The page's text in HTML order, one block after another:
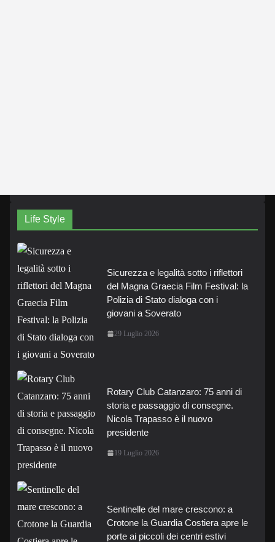
Life Style
Sicurezza e legalità sotto i riflettori
del Magna Graecia Film Festival: la
Polizia di Stato dialoga con i
giovani a Soverato
29 Luglio 2026
Rotary Club Catanzaro: 75 anni di
storia e passaggio di consegne.
Nicola Trapasso è il nuovo
presidente
19 Luglio 2026
Sentinelle del mare crescono: a
Crotone la Guardia Costiera apre le
porte ai piccoli dei centri estivi